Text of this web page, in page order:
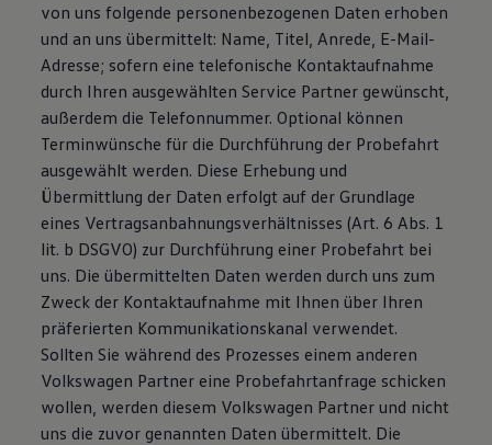
von uns folgende personenbezogenen Daten erhoben
und an uns übermittelt: Name, Titel, Anrede, E-Mail-
Adresse; sofern eine telefonische Kontaktaufnahme
durch Ihren ausgewählten Service Partner gewünscht,
außerdem die Telefonnummer. Optional können
Terminwünsche für die Durchführung der Probefahrt
ausgewählt werden. Diese Erhebung und
Übermittlung der Daten erfolgt auf der Grundlage
eines Vertragsanbahnungsverhältnisses (Art. 6 Abs. 1
lit. b DSGVO) zur Durchführung einer Probefahrt bei
uns. Die übermittelten Daten werden durch uns zum
Zweck der Kontaktaufnahme mit Ihnen über Ihren
präferierten Kommunikationskanal verwendet.
Sollten Sie während des Prozesses einem anderen
Volkswagen Partner eine Probefahrtanfrage schicken
wollen, werden diesem Volkswagen Partner und nicht
uns die zuvor genannten Daten übermittelt. Die